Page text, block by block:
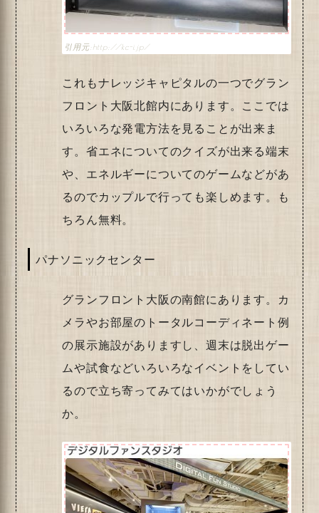
http://kc-i.jp/
これもナレッジキャピタルの一つでグラン
フロント大阪北館内にあります。ここでは
いろいろな発電方法を見ることが出来ま
す。省エネについてのクイズが出来る端末
や、エネルギーについてのゲームなどがあ
るのでカップルで行っても楽しめます。も
ちろん無料。
パナソニックセンター
グランフロント大阪の南館にあります。カ
メラやお部屋のトータルコーディネート例
の展示施設がありますし、週末は脱出ゲー
ムや試食などいろいろなイベントをしてい
るので立ち寄ってみてはいかがでしょう
か。